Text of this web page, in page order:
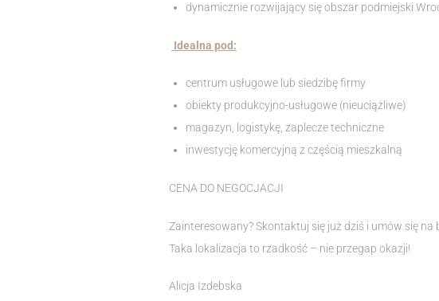
dynamicznie rozwijający się obszar podmiejski
Idealna pod:
centrum usługowe lub siedzibę firmy
obiekty produkcyjno-usługowe (nieuciążliwe)
magazyn, logistykę, zaplecze techniczne
inwestycję komercyjną z częścią mieszkalną
CENA DO NEGOCJACJI
Zainteresowany? Skontaktuj się już dziś i umów się na
Taka lokalizacja to rzadkość – nie przegap okazji!
Alicja Izdebska